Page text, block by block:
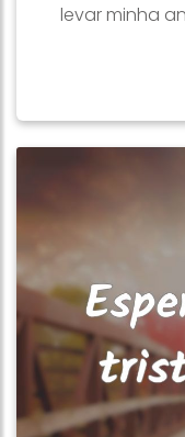
levar minha